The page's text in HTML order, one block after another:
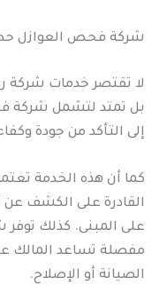
شركة فحص العوازل
لا تقتصر خدمات شركة
بل تمتد لتشمل شركة
إلى التأكد من جودة
كما أن هذه الخدمة
القادرة على الكشف
على المبنى. كذلك
مفصلة تساعد المالك
الصيانة أو الإصلاح.